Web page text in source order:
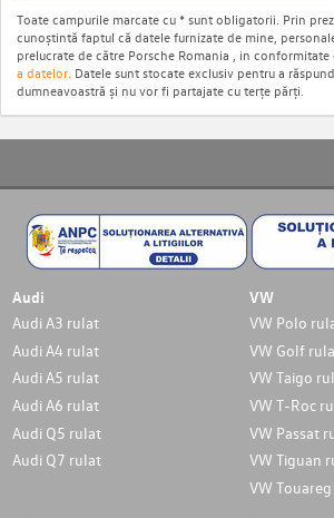
Toate campurile marcate cu * sunt obligatorii. Prin
cunoștintă faptul că datele furnizate de mine,
prelucrate de către Porsche Romania , in conformitate
a datelor. Datele sunt stocate exclusiv pentru a
dumneavoastră și nu vor fi partajate cu terțe părți.
Audi
Audi A3 rulat
Audi A4 rulat
Audi A5 rulat
Audi A6 rulat
Audi Q5 rulat
Audi Q7 rulat
VW
VW Polo
VW Golf
VW Taigo
VW T-Roc
VW Passat
VW Tiguan
VW